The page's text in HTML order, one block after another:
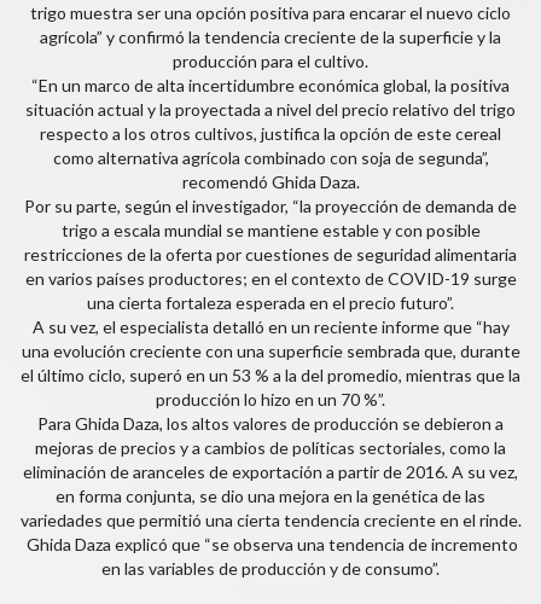
trigo muestra ser una opción positiva para encarar el nuevo ciclo
agrícola” y confirmó la tendencia creciente de la superficie y la
producción para el cultivo.
“En un marco de alta incertidumbre económica global, la positiva
situación actual y la proyectada a nivel del precio relativo del trigo
respecto a los otros cultivos, justifica la opción de este cereal
como alternativa agrícola combinado con soja de segunda”,
recomendó Ghida Daza.
Por su parte, según el investigador, “la proyección de demanda de
trigo a escala mundial se mantiene estable y con posible
restricciones de la oferta por cuestiones de seguridad alimentaria
en varios países productores; en el contexto de COVID-19 surge
una cierta fortaleza esperada en el precio futuro”.
A su vez, el especialista detalló en un reciente informe que “hay
una evolución creciente con una superficie sembrada que, durante
el último ciclo, superó en un 53 % a la del promedio, mientras que la
producción lo hizo en un 70 %”.
Para Ghida Daza, los altos valores de producción se debieron a
mejoras de precios y a cambios de políticas sectoriales, como la
eliminación de aranceles de exportación a partir de 2016. A su vez,
en forma conjunta, se dio una mejora en la genética de las
variedades que permitió una cierta tendencia creciente en el rinde.
Ghida Daza explicó que “se observa una tendencia de incremento
en las variables de producción y de consumo”.